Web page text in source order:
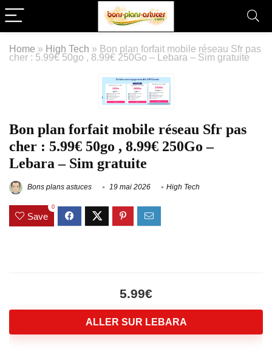
Home » High Tech » Bon plan forfait mobile réseau Sfr pas
cher : 5.99€ 50go , 8.99€ 250Go – Lebara – Sim gratuite
Bon plan forfait mobile réseau Sfr pas
cher : 5.99€ 50go , 8.99€ 250Go –
Lebara – Sim gratuite
Bons plans astuces 19 mai 2026 High Tech
Save
0
5.99€
ALLER SUR LEBARA